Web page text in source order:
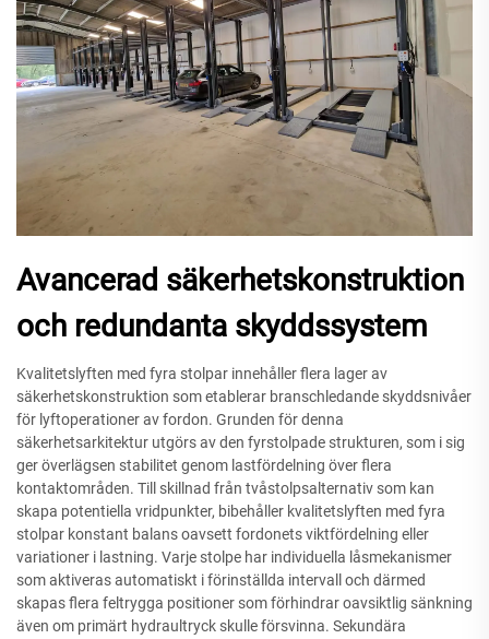
Avancerad säkerhetskonstruktion
och redundanta skyddssystem
Kvalitetslyften med fyra stolpar innehåller flera lager av
säkerhetskonstruktion som etablerar branschledande skyddsnivåer
för lyftoperationer av fordon. Grunden för denna
säkerhetsarkitektur utgörs av den fyrstolpade strukturen, som i sig
ger överlägsen stabilitet genom lastfördelning över flera
kontaktområden. Till skillnad från tvåstolpsalternativ som kan
skapa potentiella vridpunkter, bibehåller kvalitetslyften med fyra
stolpar konstant balans oavsett fordonets viktfördelning eller
variationer i lastning. Varje stolpe har individuella låsmekanismer
som aktiveras automatiskt i förinställda intervall och därmed
skapas flera feltrygga positioner som förhindrar oavsiktlig sänkning
även om primärt hydraultryck skulle försvinna. Sekundära